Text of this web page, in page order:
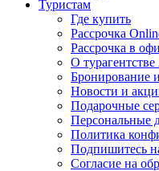
Туристам
Где купить
Рассрочка
Рассрочка в
О
Бронирование
Новости и
Подарочные
Персональные
Политика
Подпишитесь
Согласие на